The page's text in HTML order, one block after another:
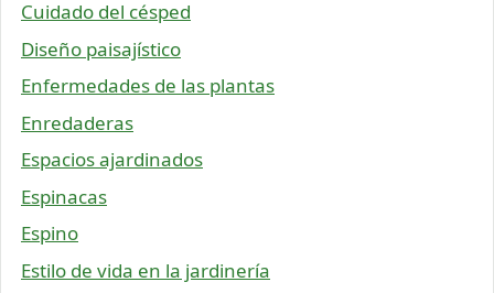
Cuidado del césped
Diseño paisajístico
Enfermedades de las plantas
Enredaderas
Espacios ajardinados
Espinacas
Espino
Estilo de vida en la jardinería